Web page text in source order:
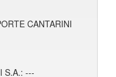
CANTARINI
S.A.: ---